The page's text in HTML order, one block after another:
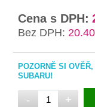
Cena s DPH:
Bez DPH:
POZORNĚ SI
SUBARU!
- +